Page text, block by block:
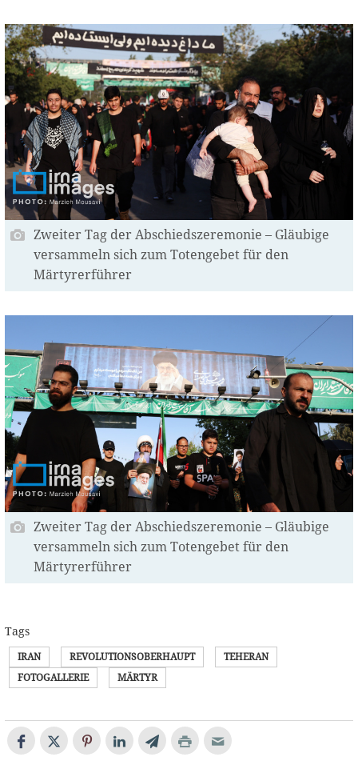
Zweiter Tag der Abschiedszeremonie – Gläubige
versammeln sich zum Totengebet für den
Märtyrerführer
Zweiter Tag der Abschiedszeremonie – Gläubige
versammeln sich zum Totengebet für den
Märtyrerführer
Tags
IRAN REVOLUTIONSOBERHAUPT
TEHERAN
FOTOGALLERIE
MÄRTYR